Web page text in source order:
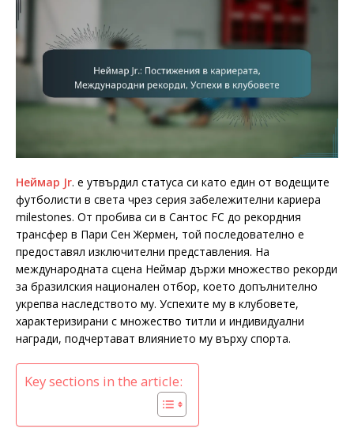
Неймар Jr. е утвърдил статуса си като един от водещите
футболисти в света чрез серия забележителни кариера
milestones. От пробива си в Сантос FC до рекордния
трансфер в Пари Сен Жермен, той последователно е
предоставял изключителни представления. На
международната сцена Неймар държи множество рекорди
за бразилския национален отбор, което допълнително
укрепва наследството му. Успехите му в клубовете,
характеризирани с множество титли и индивидуални
награди, подчертават влиянието му върху спорта.
Key sections in the article: